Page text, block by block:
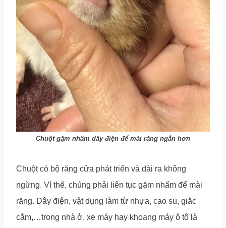
Chuột gặm nhấm dây điện để mài răng ngắn hơn
Chuột có bộ răng cửa phát triển và dài ra không
ngừng. Vì thế, chúng phải liên tục gặm nhấm để mài
răng. Dây điện, vật dụng làm từ nhựa, cao su, giắc
cắm,…trong nhà ở, xe máy hay khoang máy ô tô là